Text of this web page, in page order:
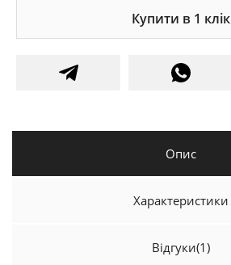
Купити в 1 клік
Опис
Характеристики
Відгуки(1)